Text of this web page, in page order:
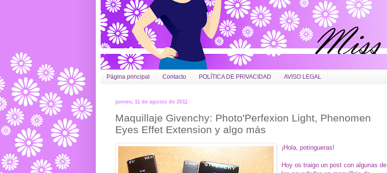
Página principal Contacto POLÍTICA DE PRIVACIDAD AVISO LEGAL
jueves, 11 de agosto de 2011
Maquillaje Givenchy: Photo'Perfexion Light, Phenomen
Eyes Effet Extension y algo más
¡Hola, potingueras!
Hoy os traigo un post con algunas de